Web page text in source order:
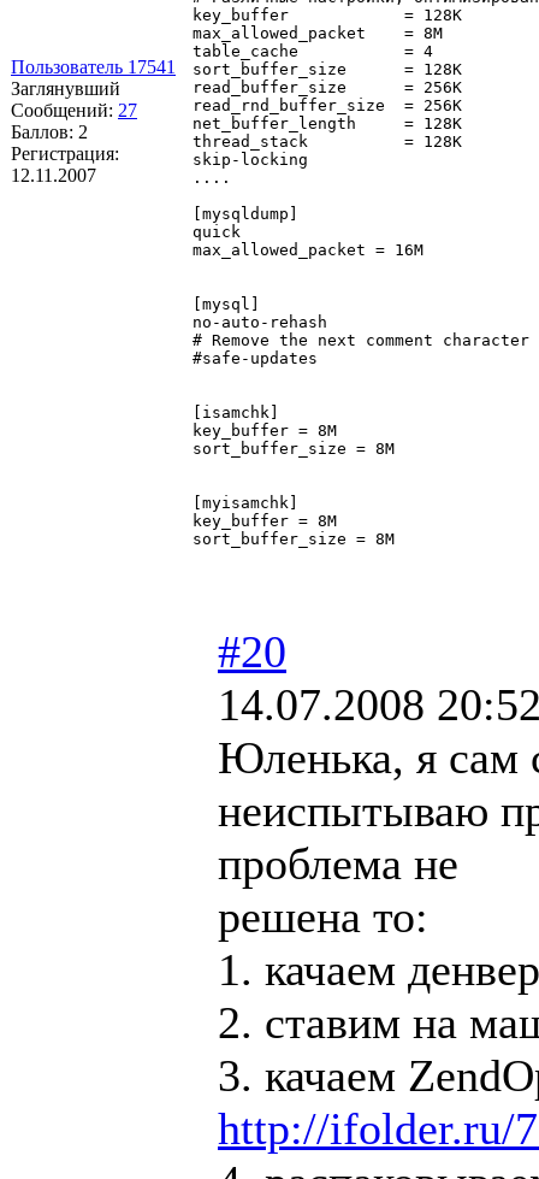
Пользователь 17541
Заглянувший
Сообщений: 27
Баллов: 2
Регистрация:
12.11.2007
key_buffer            = 128K
max_allowed_packet    = 8M
table_cache           = 4
sort_buffer_size      = 128K
read_buffer_size      = 256K
read_rnd_buffer_size  = 256K
net_buffer_length     = 128K
thread_stack          = 128K
skip-locking
....
[mysqldump]
quick
max_allowed_packet = 16M
[mysql]
no-auto-rehash
# Remove the next comment
#safe-updates
[isamchk]
key_buffer = 8M
sort_buffer_size = 8M
[myisamchk]
key_buffer = 8M
#20
14.07.2008
Юленька, я сам
неиспытываю
проблема не
решена то:
1. качаем
2. ставим на
3. качаем
http://ifolder.ru/